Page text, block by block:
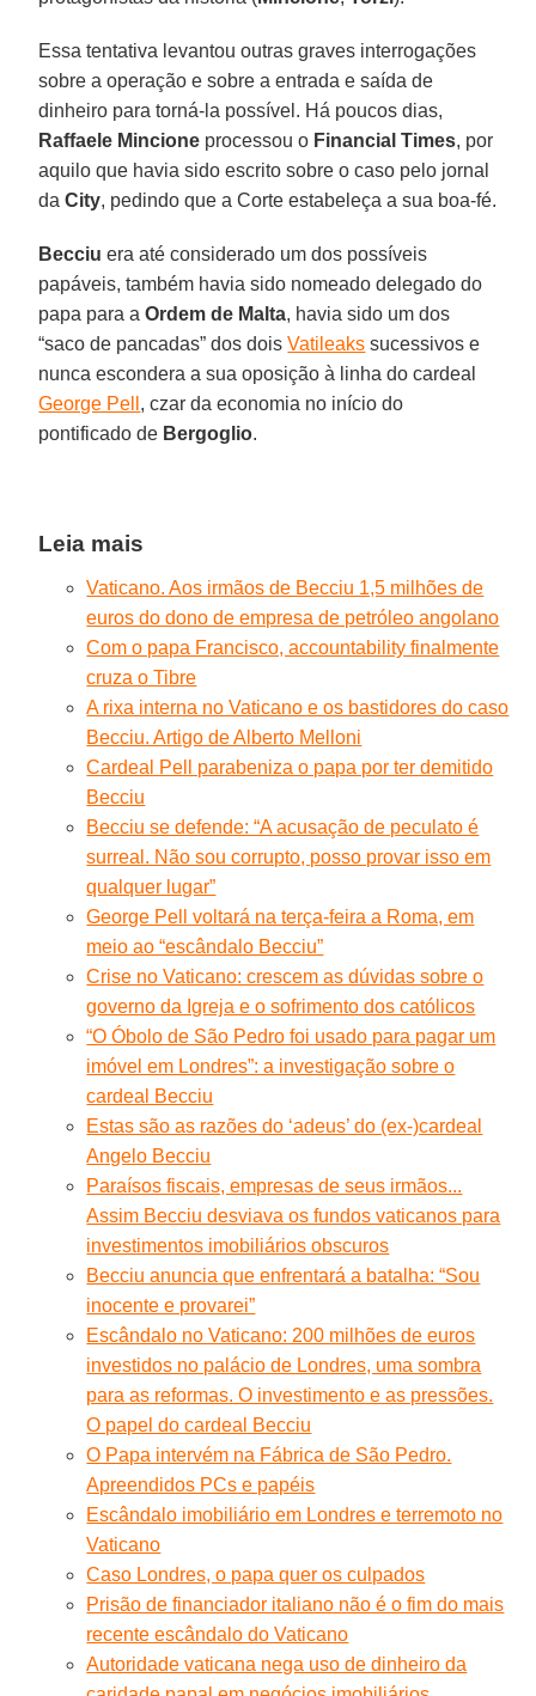
Essa tentativa levantou outras graves interrogações
sobre a operação e sobre a entrada e saída de
dinheiro para torná-la possível. Há poucos dias,
Raffaele Mincione processou o Financial Times, por
aquilo que havia sido escrito sobre o caso pelo jornal
daCity, pedindo que a Corte estabeleça a sua boa-fé.
Becciu era até considerado um dos possíveis
papáveis, também havia sido nomeado delegado do
papa para aOrdem de Malta, havia sido um dos
“saco de pancadas” dos doisVatileaks sucessivos e
nunca escondera a sua oposição à linha do cardeal
George Pell , czar da economia no início do
pontificado de Bergoglio.
Leia mais
Vaticano. Aos irmãos de Becciu 1,5 milhões de
euros do dono de empresa de petróleo angolano
Com o papa Francisco, accountability finalmente
cruza o Tibre
A rixa interna no Vaticano e os bastidores do caso
Becciu. Artigo de Alberto Melloni
Cardeal Pell parabeniza o papa por ter demitido
Becciu
Becciu se defende: “A acusação de peculato é
surreal. Não sou corrupto, posso provar isso em
qualquer lugar”
George Pell voltará na terça-feira a Roma, em
meio ao “escândalo Becciu”
Crise no Vaticano: crescem as dúvidas sobre o
governo da Igreja e o sofrimento dos católicos
“O Óbolo de São Pedro foi usado para pagar um
imóvel em Londres”: a investigação sobre o
cardeal Becciu
Estas são as razões do ‘adeus’ do (ex-)cardeal
Angelo Becciu
Paraísos fiscais, empresas de seus irmãos...
Assim Becciu desviava os fundos vaticanos para
investimentos imobiliários obscuros
Becciu anuncia que enfrentará a batalha: “Sou
inocente e provarei”
Escândalo no Vaticano: 200 milhões de euros
investidos no palácio de Londres, uma sombra
para as reformas. O investimento e as pressões.
O papel do cardeal Becciu
O Papa intervém na Fábrica de São Pedro.
Apreendidos PCs e papéis
Escândalo imobiliário em Londres e terremoto no
Vaticano
Caso Londres, o papa quer os culpados
Prisão de financiador italiano não é o fim do mais
recente escândalo do Vaticano
Autoridade vaticana nega uso de dinheiro da